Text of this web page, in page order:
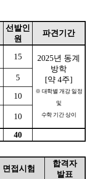
선발인
원
파견기간
15 2025년 동계
방학
[약 4주]
※ 대학별 개강 일정
및
수학 기간 상이
5
10
10
40
면접시험
합격자
발표